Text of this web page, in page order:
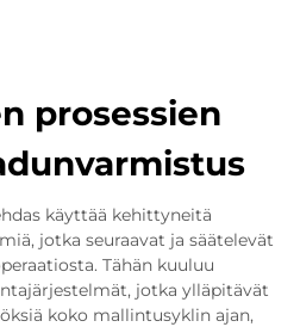
prosessien
käyttää kehittyneitä
jotka seuraavat ja säätelevät
Tähän kuuluu
jotka ylläpitävät
koko mallintusyklin ajan,